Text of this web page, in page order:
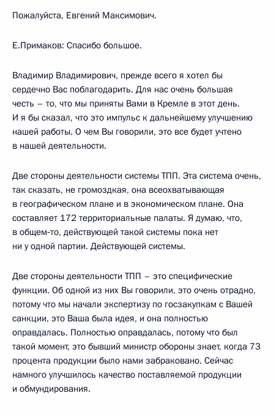
Пожалуйста, Евгений Максимович.
Е.Примаков: Спасибо большое.
Владимир Владимирович, прежде всего я хотел бы
сердечно Вас поблагодарить. Для нас очень большая
честь – то, что мы приняты Вами в Кремле в этот день.
И я бы сказал, что это импульс к дальнейшему улучшению
нашей работы. О чем Вы говорили, это все будет учтено
в нашей деятельности.
Две стороны деятельности системы ТПП. Эта система очень,
так сказать, не громоздкая, она всеохватывающая
в географическом плане и в экономическом плане. Она
составляет 172 территориальные палаты. Я думаю, что,
в общем‑то, действующей такой системы пока нет
ни у одной партии. Действующей системы.
Две стороны деятельности ТПП – это специфические
функции. Об одной из них Вы говорили, это очень отрадно,
потому что мы начали экспертизу по госзакупкам с Вашей
санкции, это Ваша была идея, и она полностью
оправдалась. Полностью оправдалась, потому что был
такой момент, это бывший министр обороны знает, когда 73
процента продукции было нами забраковано. Сейчас
намного улучшилось качество поставляемой продукции
и обмундирования.